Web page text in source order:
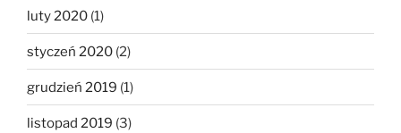
luty 2020 (1)
styczeń 2020 (2)
grudzień 2019 (1)
listopad 2019 (3)